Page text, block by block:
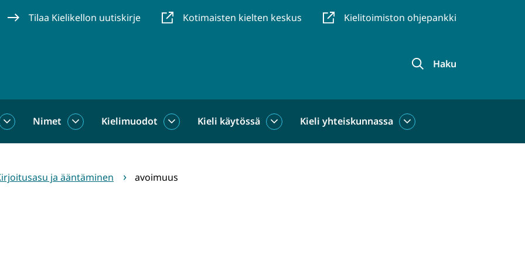
Tilaa Kielikellon uutiskirje Kotimaisten kielten keskus Kielitoimiston ohjepankki
Haku
Sanat
Nimet
NimetKielimuodot
KielimuodotKieli käytössä
Kieli
Kieli yhteiskunnassa
Kieli
ja ääntäminen avoimuus